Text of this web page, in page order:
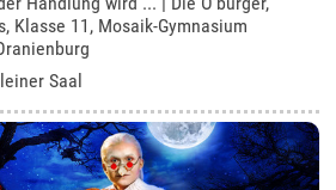
Klasse 11, Mosaik-Gymnasium
Saal